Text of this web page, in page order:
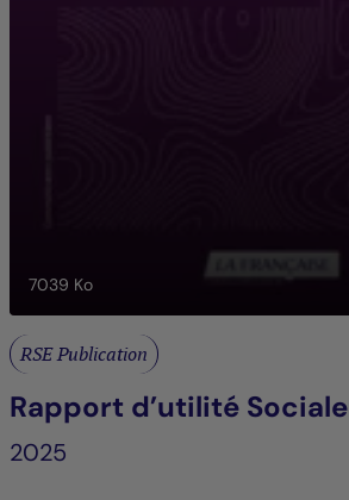
7039 Ko
RSE Publication
Rapport d’utilité Sociale
2025